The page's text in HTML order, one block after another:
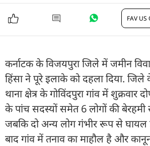
FAV US
कर्नाटक के विजयपुरा जिले में जमीन
हिंसा ने पूरे इलाके को दहला दिया.
थाना क्षेत्र के गोविंदपुरा गांव में शुक्रवार
के पांच सदस्यों समेत 6 लोगों की बेरहमी
जबकि दो अन्य लोग गंभीर रूप से घायल
बाद गांव में तनाव का माहौल है और